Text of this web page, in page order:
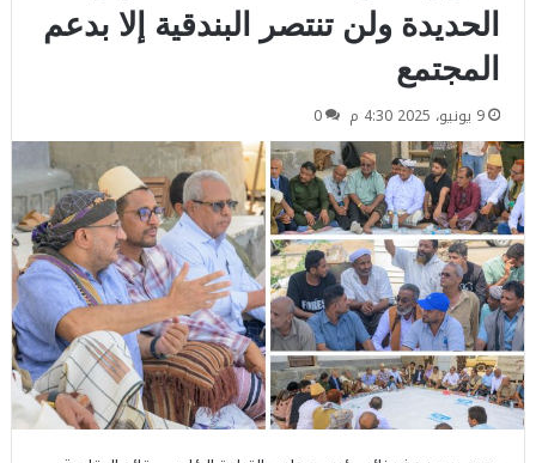
الحديدة ولن تنتصر البندقية إلا بدعم
المجتمع
9 يونيو، 2025 4:30 م 0